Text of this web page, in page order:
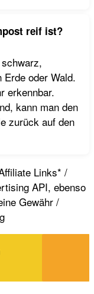
reif ist?
oder Wald.
erkennbar.
kann man den
zurück auf den
Links* /
API, ebenso
Gewähr /